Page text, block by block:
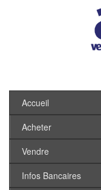
Accueil
Acheter
Vendre
Infos Bancaires